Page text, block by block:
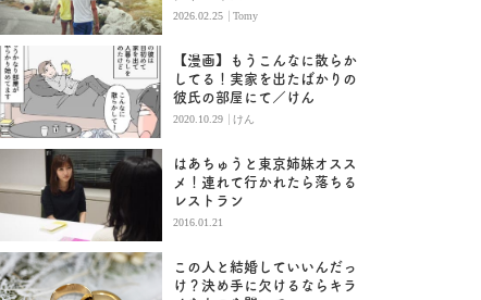
2026.02.25 | Tomy
【漫画】もうこんなに散らか
してる！実家を出たばかりの
彼氏の部屋にて／けん
2020.10.29 | けん
はあちゅうと東京姉妹オスス
メ！連れて行かれたら落ちる
レストラン
2016.01.21
この人と結婚していいんだっ
け？決め手に欠けるならキラ